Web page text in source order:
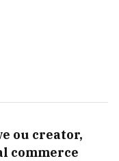
ou creator,
commerce